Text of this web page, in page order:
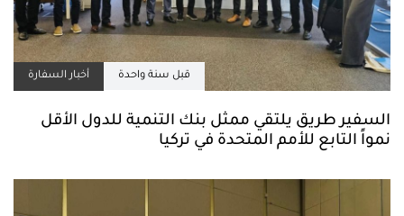
قبل سنة واحدة أخبار السفارة
السفير طريق يلتقي ممثل بنك التنمية للدول الأقل
نمواً التابع للأمم المتحدة في تركيا